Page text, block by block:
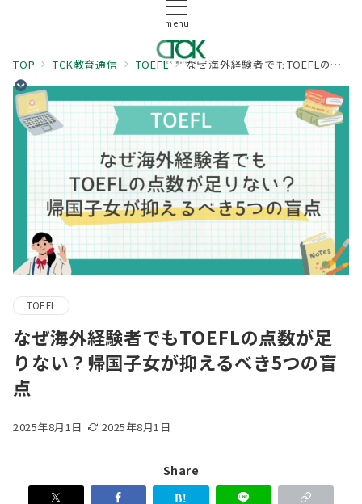
menu
TOP TCK教育通信 TOEFL なぜ海外経験者でもTOEFLの点数が足りない？帰国子女が抑えるべき5つの盲点
TOEFL
なぜ海外経験者でもTOEFLの点数が足
りない？帰国子女が抑えるべき5つの盲
点
2025年8月1日 2025年8月1日
Share